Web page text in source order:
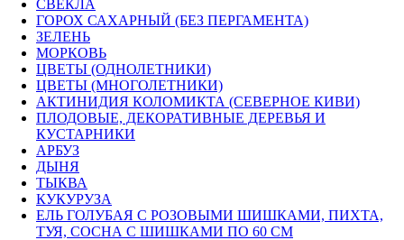
СВЕКЛА
ГОРОХ САХАРНЫЙ (БЕЗ ПЕРГАМЕНТА)
ЗЕЛЕНЬ
МОРКОВЬ
ЦВЕТЫ (ОДНОЛЕТНИКИ)
ЦВЕТЫ (МНОГОЛЕТНИКИ)
АКТИНИДИЯ КОЛОМИКТА (СЕВЕРНОЕ КИВИ)
ПЛОДОВЫЕ, ДЕКОРАТИВНЫЕ ДЕРЕВЬЯ И
КУСТАРНИКИ
АРБУЗ
ДЫНЯ
ТЫКВА
КУКУРУЗА
ЕЛЬ ГОЛУБАЯ С РОЗОВЫМИ ШИШКАМИ, ПИХТА,
ТУЯ, СОСНА С ШИШКАМИ ПО 60 СМ